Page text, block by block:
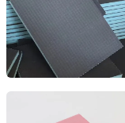
Zhejiang, China
ZHEJIANG KURTIN